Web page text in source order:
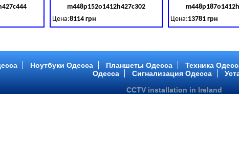
Код товара:379028
2 GB, DDR 3 (1600 MHz) HDD: TOSHIBA 500 GB (SATA III)
m448p152o1412h427c302
Цена:8114 грн Код товара:379029
Intel Core ™ i3 2 ядра 3.40GHz,ОЗУ: 2 GB, DDR 3 (1600 MHz)
Цена:13781 грн
Intel Core ™ i5 2 ядра
Ноутбуки Одесса Планшеты Одесса Техника
Одесса
Сигнализация Одесса
CCTV installation in Ireland